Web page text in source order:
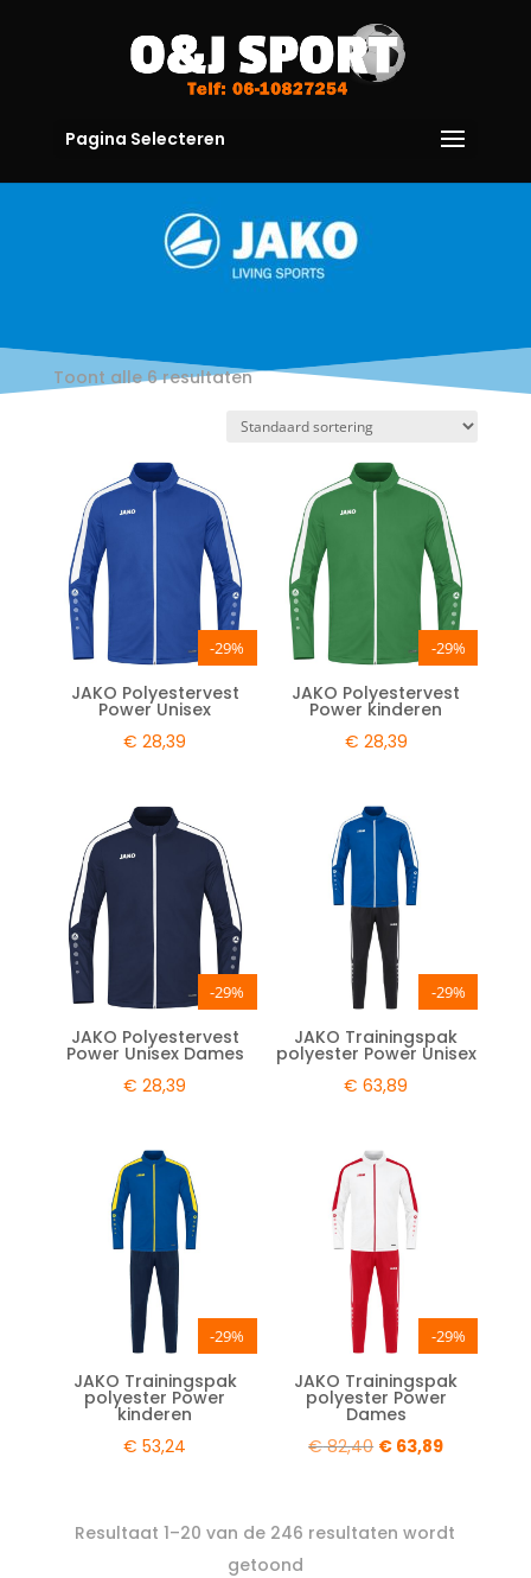
Pagina Selecteren
Toont alle 6 resultaten
-29%
JAKO Polyestervest
Power Unisex
€ 28,39
-29%
JAKO Polyestervest
Power kinderen
€ 28,39
-29%
JAKO Polyestervest
Power Unisex Dames
€ 28,39
-29%
JAKO Trainingspak
polyester Power Unisex
€ 63,89
-29%
JAKO Trainingspak
polyester Power
kinderen
€ 53,24
-29%
JAKO Trainingspak
polyester Power
Dames
€82,40 Oorspronkelijke
€ 82,40.
€ 63,89Huidige
€ 63,89.
Resultaat 1–20 van de 246 resultaten wordt
getoond